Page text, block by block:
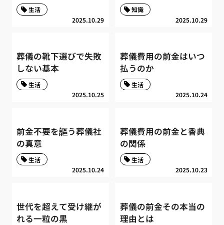
2025.10.29
生活
2025.10.29
知識
葬儀の靴下選びで失敗
しない基本
2025.10.25
生活
葬儀費用の前金はいつ
払うのか
2025.10.24
生活
前金不要を謳う葬儀社
の真意
2025.10.24
生活
葬儀費用の前金と香典
の関係
2025.10.23
生活
世代を超えて受け継が
れる一粒の黒
葬儀の前金その本当の
理由とは